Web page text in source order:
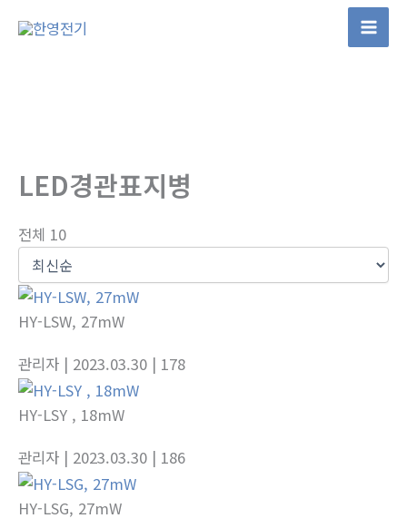
LED경관표지병
전체 10
HY-LSW, 27mW
관리자 | 2023.03.30 | 178
HY-LSY , 18mW
관리자 | 2023.03.30 | 186
HY-LSG, 27mW